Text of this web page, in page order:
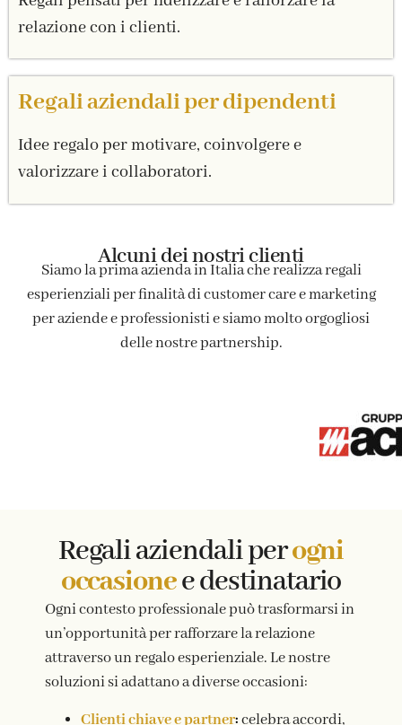
relazione con i clienti.
Regali aziendali per dipendenti
Idee regalo per motivare, coinvolgere e
valorizzare i collaboratori.
Alcuni dei nostri clienti
Siamo la prima azienda in Italia che realizza regali
esperienziali per finalità di customer care e marketing
per aziende e professionisti e siamo molto orgogliosi
delle nostre partnership.
Regali aziendali perogni
occasionee destinatario
Ogni contesto professionale può trasformarsi in
un’opportunità per rafforzare la relazione
attraverso un regalo esperienziale. Le nostre
soluzioni si adattano a diverse occasioni:
Clienti chiave e partner:celebra accordi,